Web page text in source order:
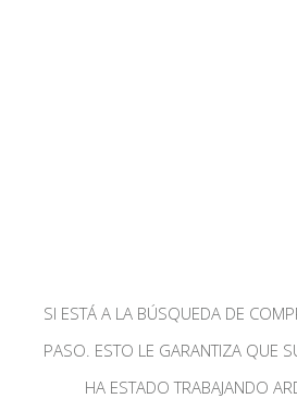
SI ESTÁ A LA BÚSQUEDA DE
PASO. ESTO LE GARANTIZA QUE
HA ESTADO TRABAJANDO